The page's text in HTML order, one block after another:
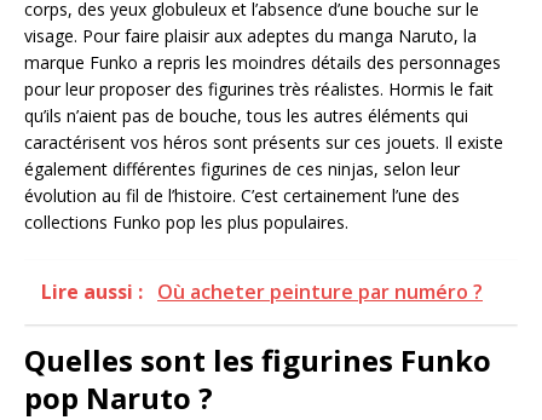
corps, des yeux globuleux et l’absence d’une bouche sur le
visage. Pour faire plaisir aux adeptes du manga Naruto, la
marque Funko a repris les moindres détails des personnages
pour leur proposer des figurines très réalistes. Hormis le fait
qu’ils n’aient pas de bouche, tous les autres éléments qui
caractérisent vos héros sont présents sur ces jouets. Il existe
également différentes figurines de ces ninjas, selon leur
évolution au fil de l’histoire. C’est certainement l’une des
collections Funko pop les plus populaires.
Lire aussi : Où acheter peinture par numéro ?
Quelles sont les figurines Funko
pop Naruto ?